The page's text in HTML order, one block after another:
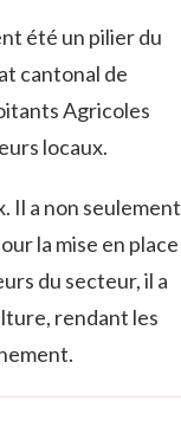
été un pilier du
cantonal de
Agricoles
locaux.
Il a non seulement
la mise en place
du secteur, il a
rendant les